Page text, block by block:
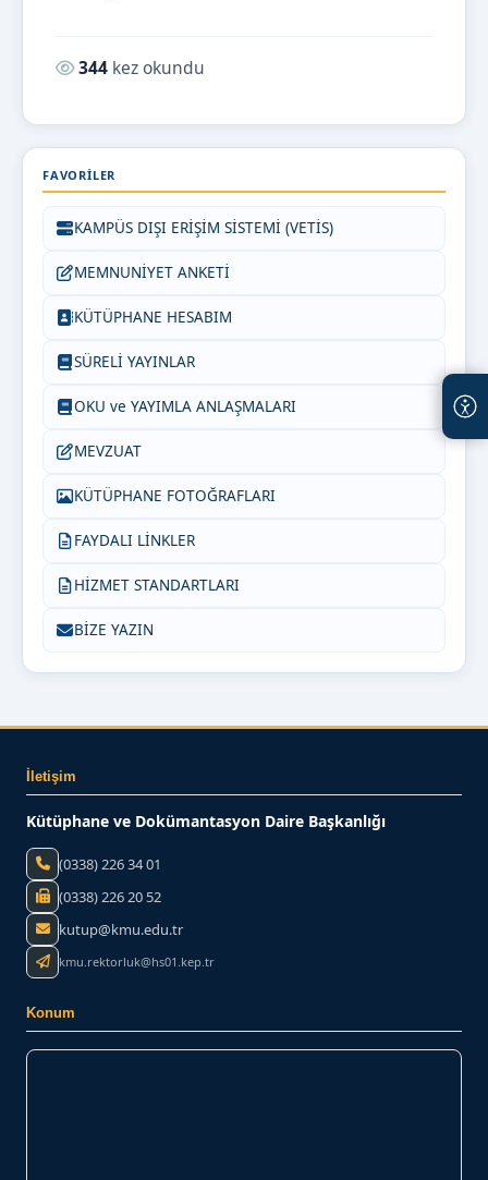
Okunma sayısı:
344 kez okundu
FAVORILER
KAMPÜS DIŞI ERİŞİM SİSTEMİ (VETİS)
MEMNUNİYET ANKETİ
KÜTÜPHANE HESABIM
SÜRELİ YAYINLAR
OKU ve YAYIMLA ANLAŞMALARI
MEVZUAT
KÜTÜPHANE FOTOĞRAFLARI
FAYDALI LİNKLER
HİZMET STANDARTLARI
BİZE YAZIN
İletişim
Kütüphane ve Dokümantasyon Daire Başkanlığı
(0338) 226 34 01
(0338) 226 20 52
kutup@kmu.edu.tr
kmu.rektorluk@hs01.kep.tr
Konum